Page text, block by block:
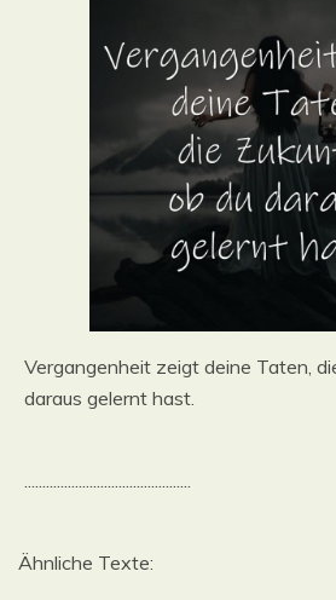
Vergangenheit zeigt deine Taten,
daraus gelernt hast.
..............................................
Ähnliche Texte: